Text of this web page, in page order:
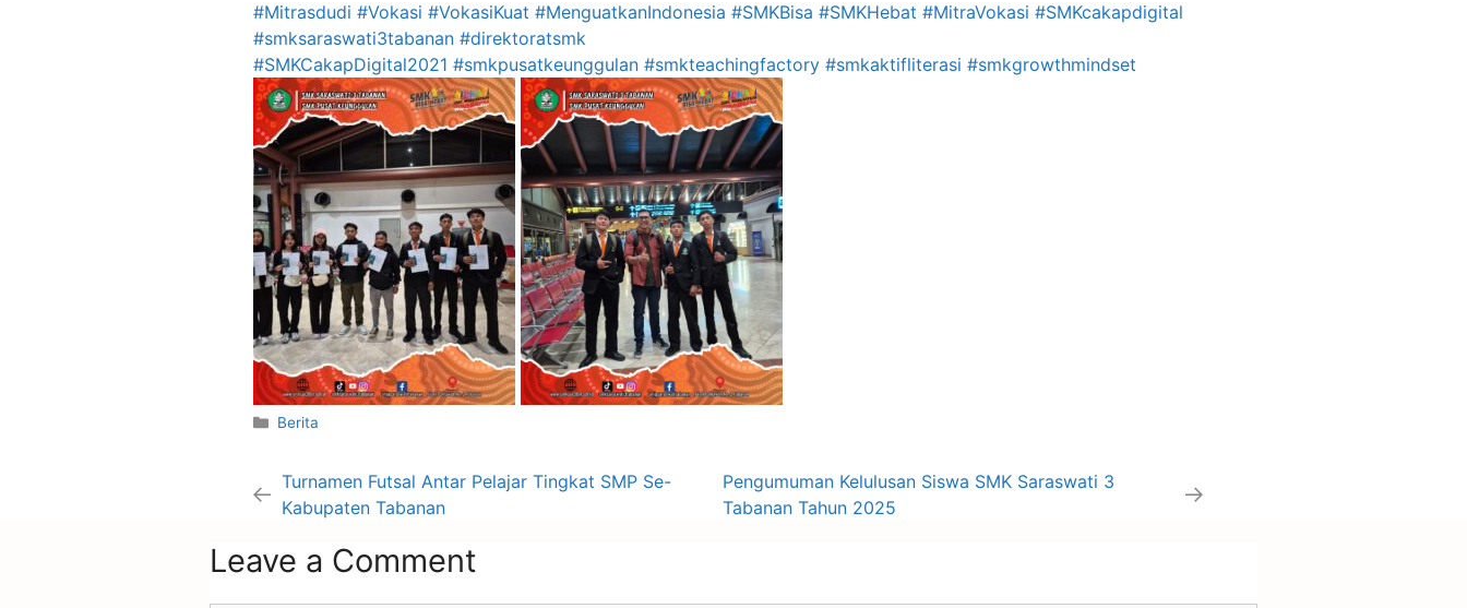
#Mitrasdudi #Vokasi #VokasiKuat #MenguatkanIndonesia #SMKBisa #SMKHebat #MitraVokasi #SMKcakapdigital
#smksaraswati3tabanan #direktoratsmk
#SMKCakapDigital2021 #smkpusatkeunggulan #smkteachingfactory #smkaktifliterasi #smkgrowthmindset
Berita
Turnamen Futsal Antar Pelajar Tingkat SMP Se-
Kabupaten Tabanan
Pengumuman Kelulusan Siswa SMK Saraswati 3
Tabanan Tahun 2025
Leave a Comment